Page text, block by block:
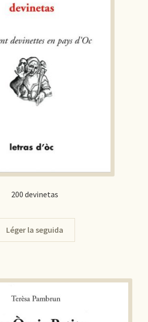
200 devinetas
Léger la seguida